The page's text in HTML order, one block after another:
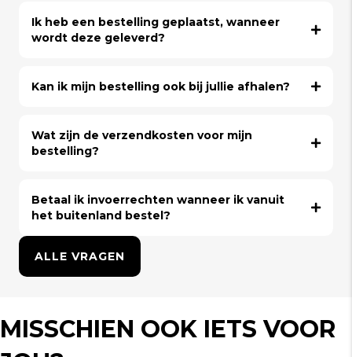
Ik heb een bestelling geplaatst, wanneer
wordt deze geleverd?
Kan ik mijn bestelling ook bij jullie afhalen?
Wat zijn de verzendkosten voor mijn
bestelling?
Betaal ik invoerrechten wanneer ik vanuit
het buitenland bestel?
ALLE VRAGEN
MISSCHIEN OOK IETS VOOR